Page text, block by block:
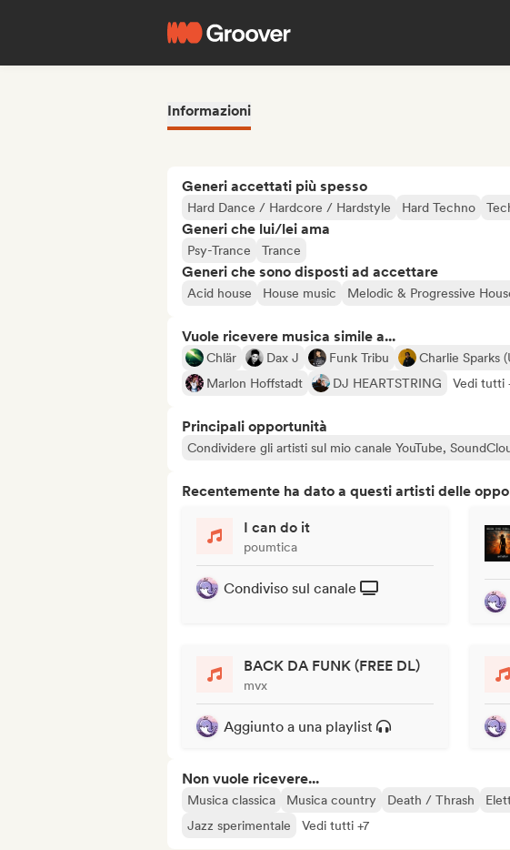
Informazioni
Generi accettati più spesso
Hard Dance / Hardcore / Hardstyle Hard Techno
Generi che lui/lei ama
Psy-Trance Trance
Generi che sono disposti ad accettare
Acid house House music Melodic & Progressive
Vuole ricevere musica simile a...
Chlär Dax J Funk Tribu Charlie Sparks
Marlon Hoffstadt
DJ HEARTSTRING Vedi tutti
Principali opportunità
Condividere gli artisti sul mio canale YouTube,
Recentemente ha dato a questi artisti delle
I can do it
poumtica
Condiviso sul canale
BACK DA FUNK (FREE DL)
mvx
Aggiunto a una playlist
Non vuole ricevere...
Musica classica Musica country Death / Thrash
Jazz sperimentale
Vedi tutti +7